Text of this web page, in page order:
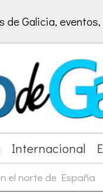
de Galicia, eventos,
Internacional
el norte de España